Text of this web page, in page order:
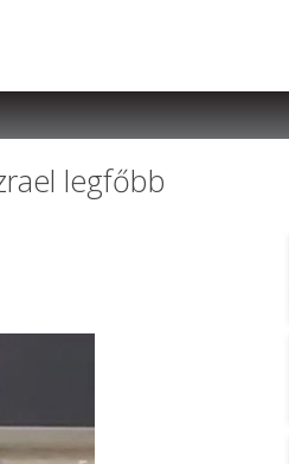
legfőbb